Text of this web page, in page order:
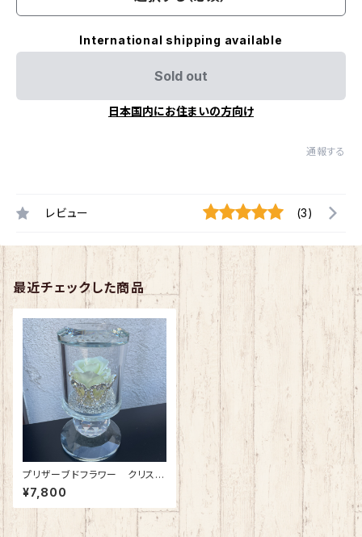
International shipping available
Sold out
日本国内にお住まいの方向け
通報する
レビュー (3)
最近チェックした商品
プリザーブドフラワー クリスタ
ルティアラ(スノーホワイト)
¥7,800